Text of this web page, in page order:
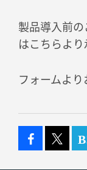
製品導入前
はこちらより
フォームより